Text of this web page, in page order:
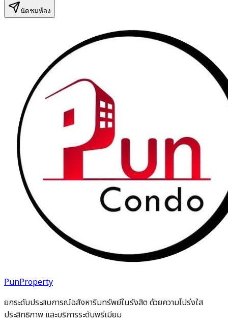
นัดชมห้อง
PunProperty
ยกระดับประสบการณ์อสังหาริมทรัพย์ในรังสิต ด้วยความโปร่งใส
ประสิทธิภาพ และบริการระดับพรีเมียม